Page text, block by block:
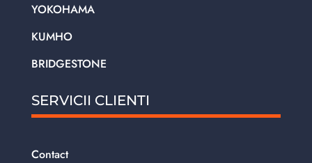
YOKOHAMA
KUMHO
BRIDGESTONE
SERVICII CLIENTI
Contact